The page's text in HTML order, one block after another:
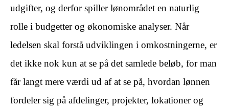
udgifter, og derfor spiller lønområdet en naturlig
rolle i budgetter og økonomiske analyser. Når
ledelsen skal forstå udviklingen i omkostningerne, er
det ikke nok kun at se på det samlede beløb, for man
får langt mere værdi ud af at se på, hvordan lønnen
fordeler sig på afdelinger, projekter, lokationer og